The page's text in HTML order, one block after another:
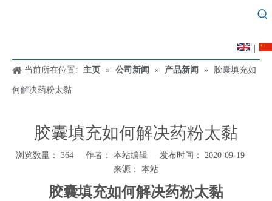
当前所在位置: 主页 » 公司新闻 » 产品新闻 » 胶囊填充如
何解决药粉太黏
胶囊填充如何解决药粉太黏
浏览数量： 364作者： 本站编辑 发布时间： 2020-09-19
来源： 本站
["wechat","weibo","qzone","douban","email"]
胶囊填充如何解决药粉太黏